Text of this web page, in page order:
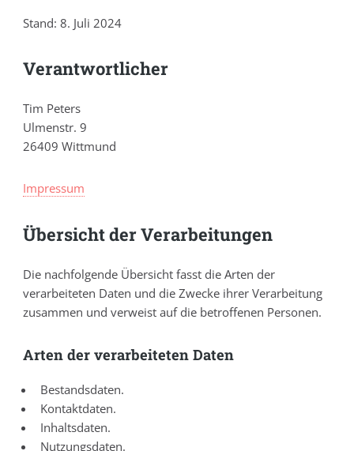
Stand: 8. Juli 2024
Verantwortlicher
Tim Peters
Ulmenstr. 9
26409 Wittmund
Impressum
Übersicht der Verarbeitungen
Die nachfolgende Übersicht fasst die Arten der
verarbeiteten Daten und die Zwecke ihrer Verarbeitung
zusammen und verweist auf die betroffenen Personen.
Arten der verarbeiteten Daten
Bestandsdaten.
Kontaktdaten.
Inhaltsdaten.
Nutzungsdaten.